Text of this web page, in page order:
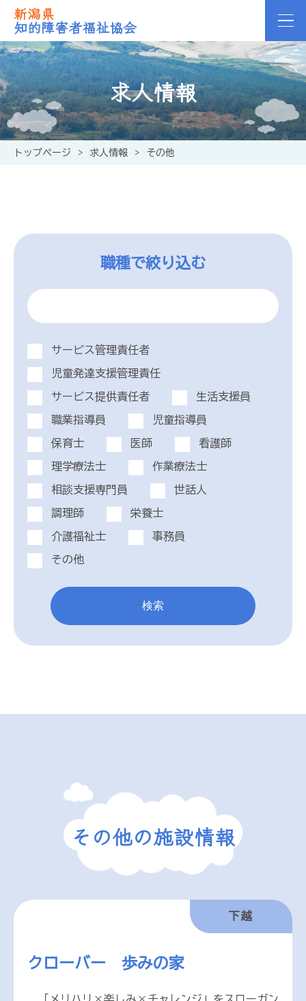
新潟県
知的障害者福祉協会
求人情報
トップページ > 求人情報 > その他
職種で絞り込む
サービス管理責任者
児童発達支援管理責任
サービス提供責任者 生活支援員
職業指導員 児童指導員
保育士 医師 看護師
理学療法士 作業療法士
相談支援専門員 世話人
調理師 栄養士
介護福祉士 事務員
その他
検索
その他の施設情報
クローバー 歩みの家
下越